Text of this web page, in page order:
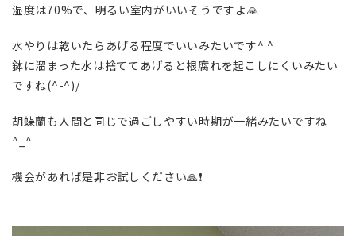
湿度は70%で、明るい室内がいいそうですよ🙏
水やりは乾いたらあげる程度でいいみたいです^ ^
鉢に溜まった水は捨ててあげると根腐れを起こしにくいみたい
ですね(^-^)/
胡蝶蘭も人間と同じで過ごしやすい時期が一緒みたいですね
^_^
機会があれば是非お試しください🙏❗️